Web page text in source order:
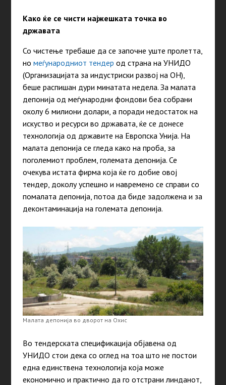
Како ќе се чисти најжешката точка во
државата
Со чистење требаше да се започне уште пролетта,
но меѓународниот тендер од страна на УНИДО
(Организацијата за индустриски развој на ОН),
беше распишан дури минатата недела. За малата
депонија од меѓународни фондови беа собрани
околу 6 милиони долари, а поради недостаток на
искуство и ресурси во државата, ќе се донесе
технологија од државите на Европска Унија. На
малата депонија се гледа како на проба, за
поголемиот проблем, големата депонија. Се
очекува истата фирма која ќе го добие овој
тендер, доколу успешно и навремено се справи со
помалата депонија, потоа да биде задолжена и за
деконтаминација на големата депонија.
Малата депонија во дворот на Охис
Во тендерската спецификација објавена од
УНИДО стои дека со оглед на тоа што не постои
една единствена технологија која може
економично и практично да го отстрани линданот,